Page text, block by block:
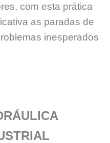
com esta prática
as paradas de
inesperados